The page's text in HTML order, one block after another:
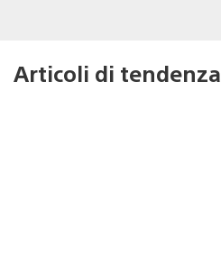
Articoli di tendenza